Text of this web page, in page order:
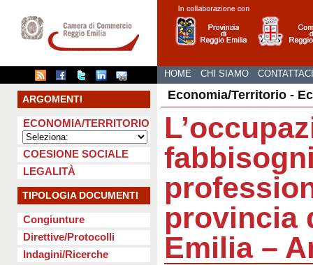
HOME CHI SIAMO CONTATTACI
ARGOMENTI
ECONOMIA/TERRITORIO
COESIONE SOCIALE
LEGALITÀ
TIPOLOGIA DOCUMENTI
Congiunture
Direttive/Protocolli
Indagini/Ricerche
Economia/Territorio -
provincia
Emilia –